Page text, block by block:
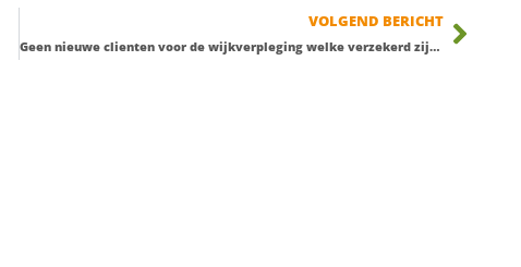
VOLGEND BERICHT
Geen nieuwe clienten voor de wijkverpleging welke verzekerd zijn bij Zilveren Kruis